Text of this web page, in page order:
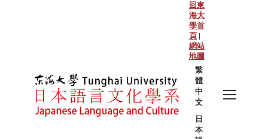
回東
海大
學首
頁 |
網站
地圖
繁
體
中
文
日
本